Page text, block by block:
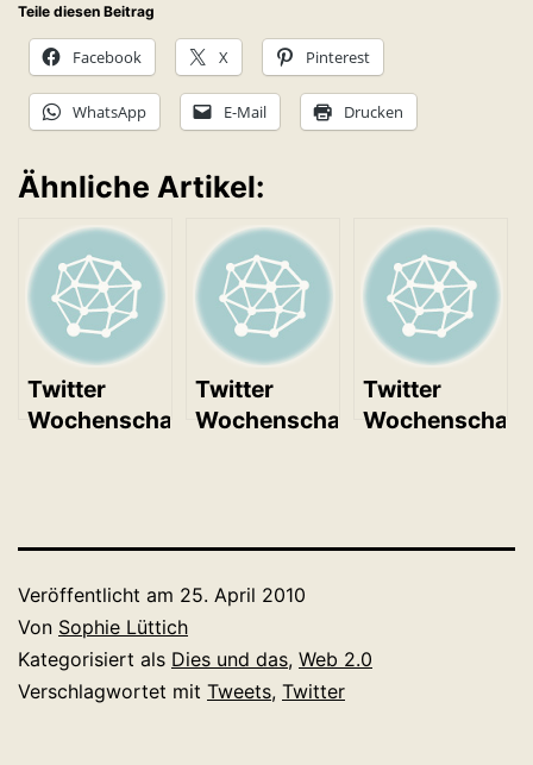
Teile diesen Beitrag
Facebook X Pinterest
WhatsApp E-Mail Drucken
Ähnliche Artikel:
Twitter
Wochenschau
Twitter
Wochenschau
Twitter
Wochenschau
Veröffentlicht am 25. April 2010
Von Sophie Lüttich
Kategorisiert als Dies und das, Web 2.0
Verschlagwortet mit Tweets, Twitter